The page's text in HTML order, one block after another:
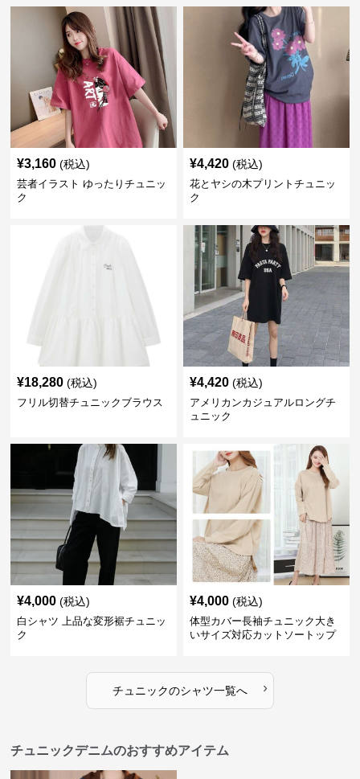
¥3,160 (税込)
芸者イラスト ゆったりチュニッ
ク
¥4,420 (税込)
花とヤシの木プリントチュニッ
ク
¥18,280 (税込)
フリル切替チュニックブラウス
¥4,420 (税込)
アメリカンカジュアルロングチ
ュニック
¥4,000 (税込)
白シャツ 上品な変形裾チュニッ
ク
¥4,000 (税込)
体型カバー長袖チュニック大き
いサイズ対応カットソートップ
チュニックのシャツ一覧へ ›
チュニックデニムのおすすめアイテム